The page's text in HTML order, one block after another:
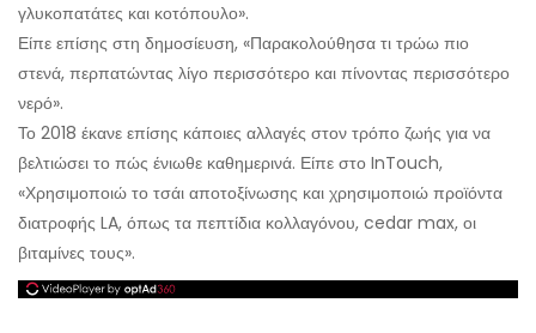
γλυκοπατάτες και κοτόπουλο».
Είπε επίσης στη δημοσίευση, «Παρακολούθησα τι τρώω πιο
στενά, περπατώντας λίγο περισσότερο και πίνοντας περισσότερο
νερό».
Το 2018 έκανε επίσης κάποιες αλλαγές στον τρόπο ζωής για να
βελτιώσει το πώς ένιωθε καθημερινά. Είπε στο InTouch,
«Χρησιμοποιώ το τσάι αποτοξίνωσης και χρησιμοποιώ προϊόντα
διατροφής LA, όπως τα πεπτίδια κολλαγόνου, cedar max, οι
βιταμίνες τους».